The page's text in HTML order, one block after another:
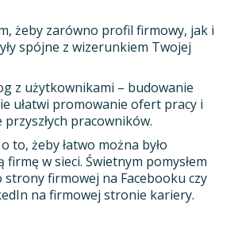
żeby zarówno profil firmowy, jak i
spójne z wizerunkiem Twojej
z użytkownikami – budowanie
ułatwi promowanie ofert pracy i
pracowników.
to, żeby łatwo można było
firmę w sieci. Świetnym pomysłem
strony firmowej na Facebooku czy
na firmowej stronie kariery.